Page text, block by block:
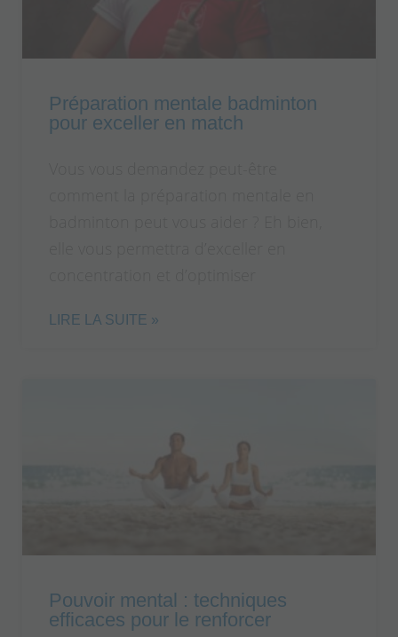
Préparation mentale badminton
pour exceller en match
LIRE LA SUITE »
Pouvoir mental : techniques
efficaces pour le renforcer